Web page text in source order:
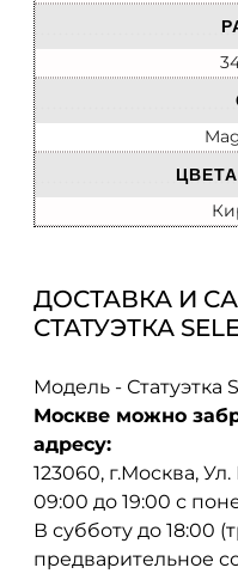
ДОСТАВКА И
СТАТУЭТКА
Модель - Статуэтка
Москве можно
адресу:
123060, г.Москва,
09:00 до 19:00 с
В субботу до 18:00
предварительное